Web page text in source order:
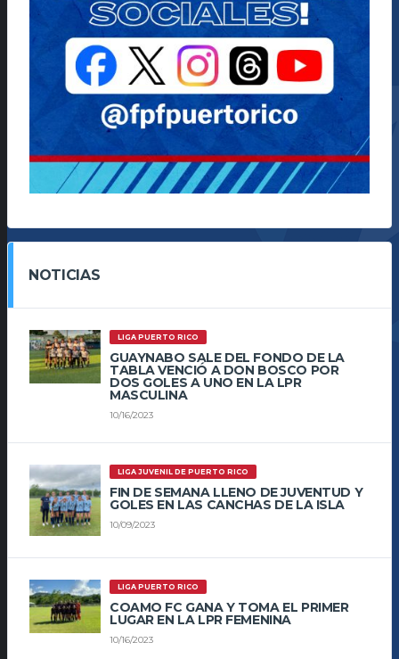
NOTICIAS
LIGA PUERTO RICO
GUAYNABO SALE DEL FONDO DE LA
TABLA VENCIÓ A DON BOSCO POR
DOS GOLES A UNO EN LA LPR
MASCULINA
10/16/2023
LIGA JUVENIL DE PUERTO RICO
FIN DE SEMANA LLENO DE JUVENTUD Y
GOLES EN LAS CANCHAS DE LA ISLA
10/09/2023
LIGA PUERTO RICO
COAMO FC GANA Y TOMA EL PRIMER
LUGAR EN LA LPR FEMENINA
10/16/2023